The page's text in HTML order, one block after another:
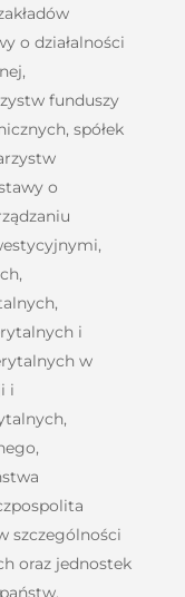
o działalności
funduszy
spółek
o
i
w
i
szczególności
oraz jednostek